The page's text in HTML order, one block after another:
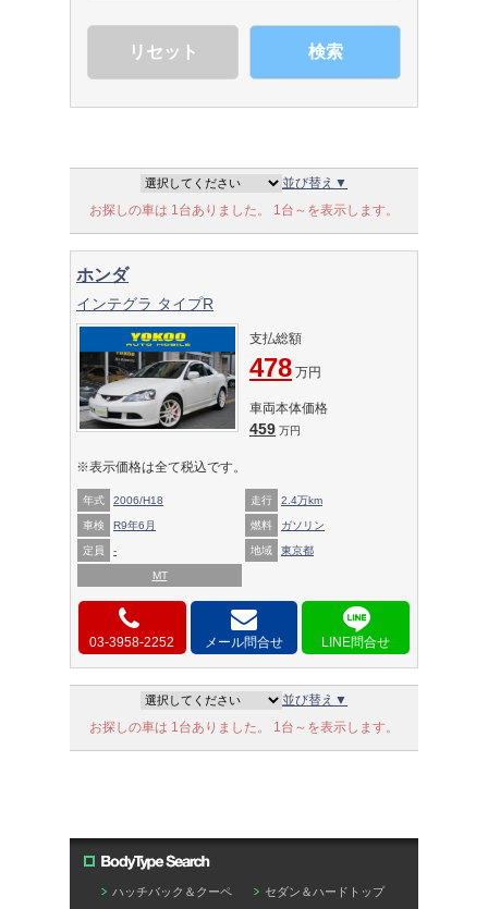
検索
並び替え▼
お探しの車は 1台ありました。 1台～を表示します。
ホンダ
インテグラ タイプR
支払総額
478 万円
車両本体価格
459 万円
※表示価格は全て税込です。
年式 2006/H18 走行 2.4万km
車検 R9年6月 燃料 ガソリン
定員 - 地域 東京都
MT
03-3958-2252 メール問合せ
並び替え▼
お探しの車は 1台ありました。 1台～を表示します。
ハッチバック＆クーペ
セダン＆ハードトップ